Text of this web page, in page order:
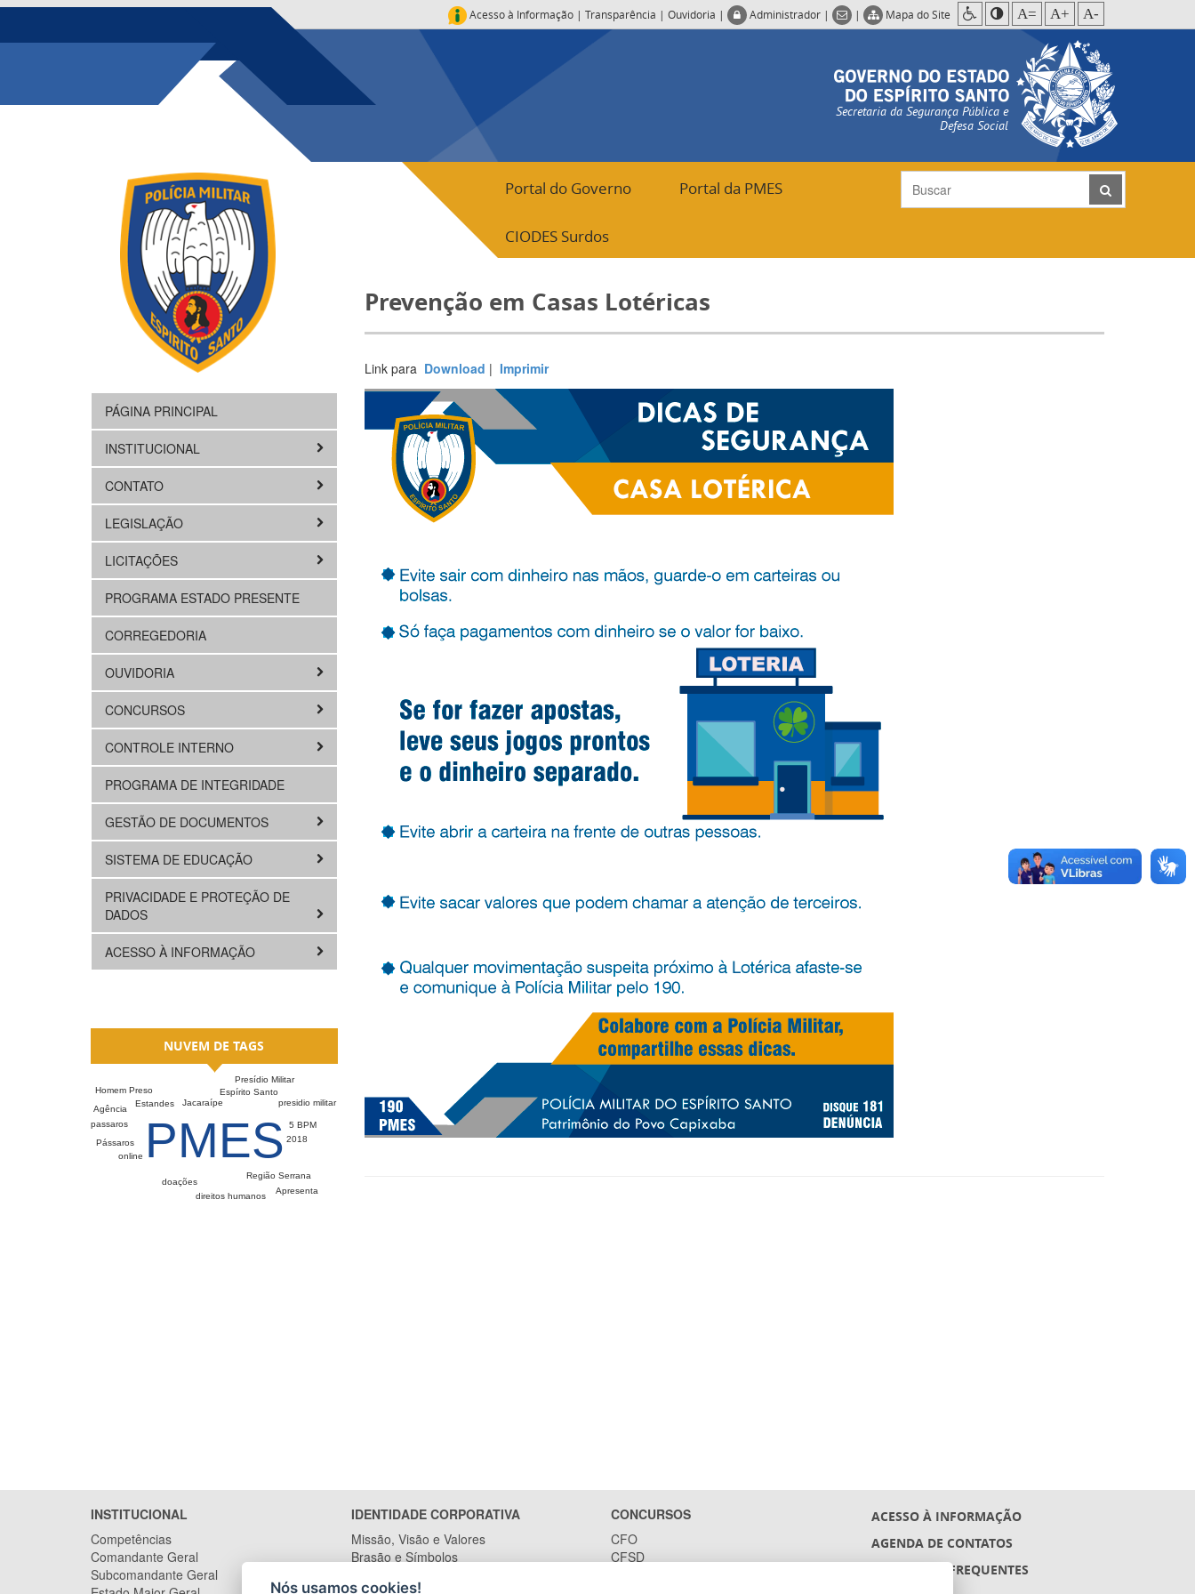
Acesso à Informação | Transparência | Ouvidoria | Administrador | | Mapa do Site A= A+ A-
Secretaria da Segurança Pública e
Defesa Social
Portal do Governo Portal da PMES
CIODES Surdos
PÁGINA PRINCIPAL
INSTITUCIONAL
CONTATO
LEGISLAÇÃO
LICITAÇÕES
PROGRAMA ESTADO PRESENTE
CORREGEDORIA
OUVIDORIA
CONCURSOS
CONTROLE INTERNO
PROGRAMA DE INTEGRIDADE
GESTÃO DE DOCUMENTOS
SISTEMA DE EDUCAÇÃO
PRIVACIDADE E PROTEÇÃO DE
DADOS
ACESSO À INFORMAÇÃO
NUVEM DE TAGS
PMES
Jacaraípe
Região Serrana
doações
Espírito Santo
direitos humanos
Estandes
2018
Pássaros
passaros 5 BPM
online
Presídio Militar
presidio militar
Homem Preso
Agência
Apresenta
Prevenção em Casas Lotéricas
Link para Download | Imprimir
INSTITUCIONAL
Competências
Comandante Geral
Subcomandante Geral
IDENTIDADE CORPORATIVA
Missão, Visão e Valores
Brasão e Símbolos
CONCURSOS
CFO
CFSD
ACESSO À INFORMAÇÃO
AGENDA DE CONTATOS
PERGUNTAS FREQUENTES
Nós usamos cookies!